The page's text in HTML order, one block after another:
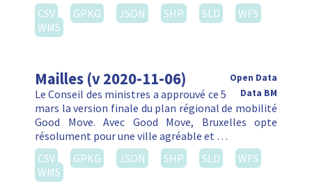
CSV
GPKG JSON SHP SLD
WFS
WMS
Mailles (v 2020-11-06)
Open Data
Data BM
Le Conseil des ministres a approuvé ce 5
mars la version finale du plan régional de mobilité
Good Move. Avec Good Move, Bruxelles opte
résolument pour une ville agréable et …
CSV
GPKG JSON SHP SLD
WFS
WMS